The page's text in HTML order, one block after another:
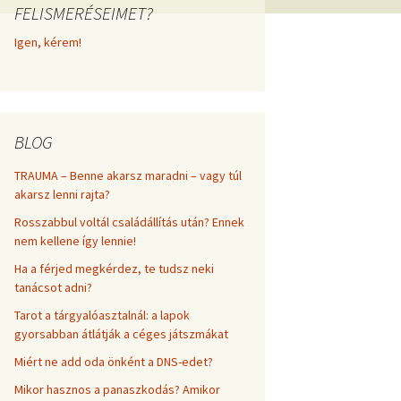
frekvenciákkal
FELISMERÉSEIMET?
Igen, kérem!
BLOG
TRAUMA – Benne akarsz maradni – vagy túl
akarsz lenni rajta?
Rosszabbul voltál családállítás után? Ennek
nem kellene így lennie!
Ha a férjed megkérdez, te tudsz neki
tanácsot adni?
Tarot a tárgyalóasztalnál: a lapok
gyorsabban átlátják a céges játszmákat
Miért ne add oda önként a DNS-edet?
Mikor hasznos a panaszkodás? Amikor